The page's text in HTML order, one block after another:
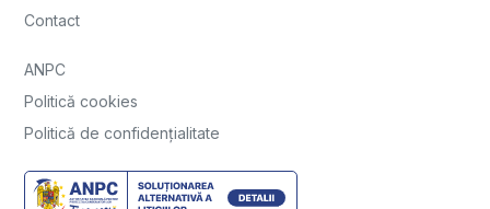
Contact
ANPC
Politică cookies
Politică de confidențialitate